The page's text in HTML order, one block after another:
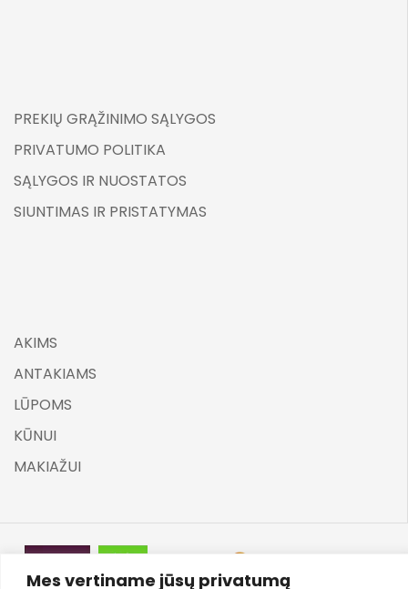
Mes vertiname jūsų privatumą
PREKIŲ GRĄŽINIMO SĄLYGOS
PRIVATUMO POLITIKA
SĄLYGOS IR NUOSTATOS
SIUNTIMAS IR PRISTATYMAS
AKIMS
ANTAKIAMS
LŪPOMS
KŪNUI
MAKIAŽUI